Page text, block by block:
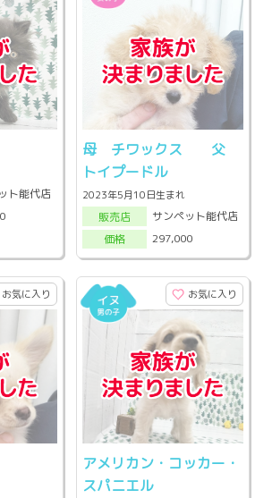
ト能代店
母 チワックス 父
トイプードル
2023年5月10日生まれ
販売店
サンペット能代店
価格
297,000
お気に入り お気に入り
アメリカン・コッカー・
スパニエル